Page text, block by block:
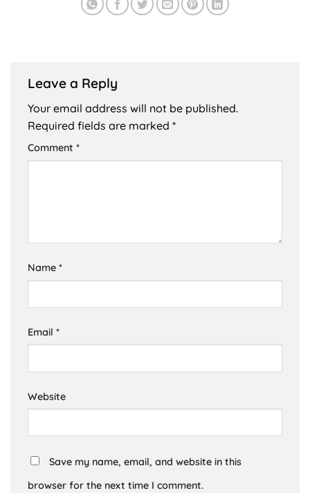
Leave a Reply
Your email address will not be published.
Required fields are marked *
Comment *
Name *
Email *
Website
Save my name, email, and website in this
browser for the next time I comment.